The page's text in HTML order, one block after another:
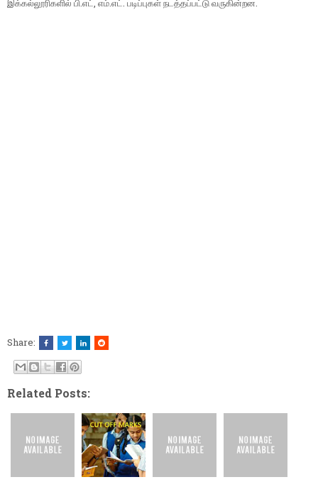
இக்கல்லூரிகளில் பி.எட், எம்.எட். படிப்புகள் நடத்தப்பட்டு வருகின்றன.
Share:
Related Posts: